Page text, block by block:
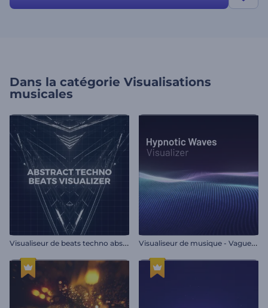
Dans la catégorie Visualisations
musicales
V
isualiseur de beats techno abstraits V
isualiseur de musique - Vagues hypnotiques